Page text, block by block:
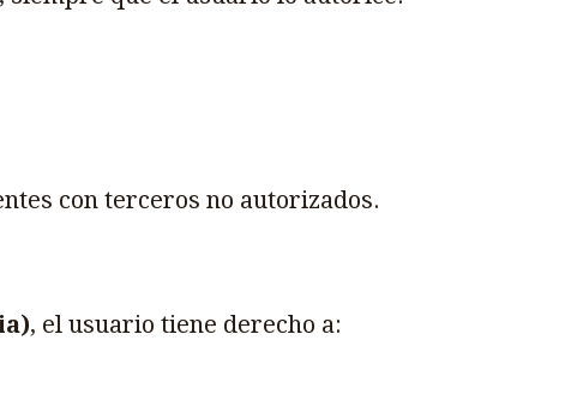
con terceros no autorizados.
, el usuario tiene derecho a: